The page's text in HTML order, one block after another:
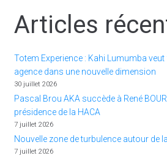
Articles
Totem Experience : Kahi Lumumba
agence dans une nouvelle dimension
30 juillet 2026
Pascal Brou AKA succède à René
présidence de la HACA
7 juillet 2026
Nouvelle zone de turbulence autour de
7 juillet 2026